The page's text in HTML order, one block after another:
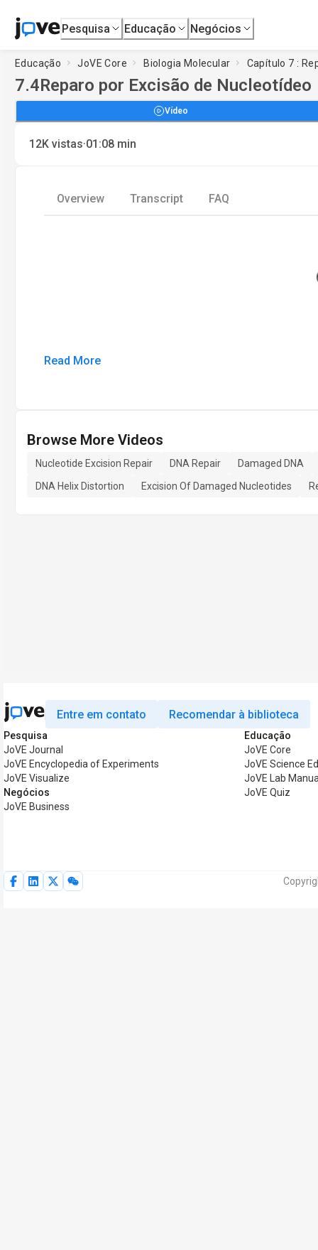
Pesquisa Educação Negócios
Educação JoVE Core Biologia Molecular Capítulo 7 :
7.4Reparo por Excisão de Nucleotídeo
Vídeo
12K vistas·01:08 min
Overview Transcript FAQ
Read More
Browse More Videos
Nucleotide Excision Repair DNA Repair
Damaged DNA
DNA Helix Distortion
Excision Of Damaged Nucleotides
Entre em contato Recomendar à biblioteca
Pesquisa
JoVE Journal
JoVE Encyclopedia of Experiments
JoVE Visualize
Negócios
JoVE Business
Educação
JoVE Core
JoVE Science
JoVE Lab
JoVE Quiz